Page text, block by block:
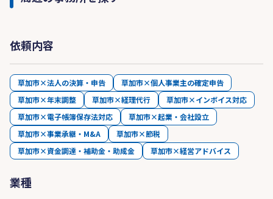
依頼内容
草加市×法人の決算・申告
草加市×個人事業主の確定申告
草加市×年末調整
草加市×経理代行
草加市×インボイス対応
草加市×電子帳簿保存法対応
草加市×起業・会社設立
草加市×事業承継・M&A
草加市×節税
草加市×資金調達・補助金・助成金
草加市×経営アドバイス
業種